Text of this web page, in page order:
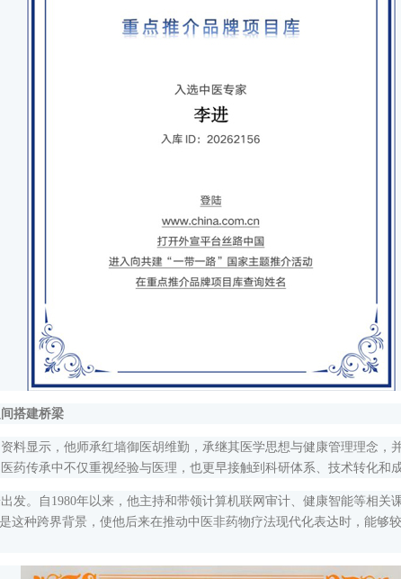
搭建桥梁
显示，他师承红墙御医胡维勤，承继其医学思想与健康管理理念，
药传承中不仅重视经验与医理，也更早接触到科研体系、技术转化和
。自1980年以来，他主持和带领计算机联网审计、健康智能等相关
这种跨界背景，使他后来在推动中医非药物疗法现代化表达时，能够